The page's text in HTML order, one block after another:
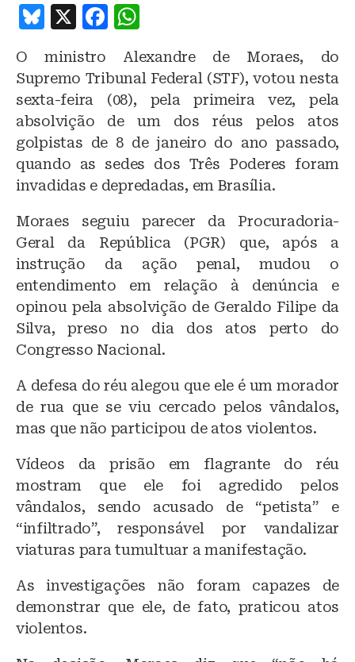
B
e
s
k
y
X
F
c
e
b
o
o
k
at
s
A
p
p
O ministro Alexandre de Moraes, do
Supremo Tribunal Federal (STF), votou nesta
sexta-feira (08), pela primeira vez, pela
absolvição de um dos réus pelos atos
golpistas de 8 de janeiro do ano passado,
quando as sedes dos Três Poderes foram
invadidas e depredadas, em Brasília.
Moraes seguiu parecer da Procuradoria-
Geral da República (PGR) que, após a
instrução da ação penal, mudou o
entendimento em relação à denúncia e
opinou pela absolvição de Geraldo Filipe da
Silva, preso no dia dos atos perto do
Congresso Nacional.
A defesa do réu alegou que ele é um morador
de rua que se viu cercado pelos vândalos,
mas que não participou de atos violentos.
Vídeos da prisão em flagrante do réu
mostram que ele foi agredido pelos
vândalos, sendo acusado de “petista” e
“infiltrado”, responsável por vandalizar
viaturas para tumultuar a manifestação.
As investigações não foram capazes de
demonstrar que ele, de fato, praticou atos
violentos.